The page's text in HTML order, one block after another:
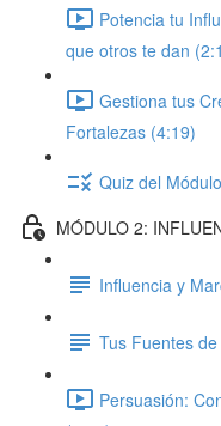
Potencia tu
que otros te dan
Gestiona tus
Fortalezas (4:19)
Quiz del Módulo
MÓDULO 2:
Influencia y
Tus Fuentes
Persuasión: